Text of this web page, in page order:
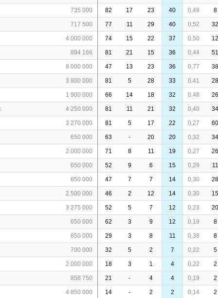
735 000 82 17 23 40 0,49 8
717 500 77 11 29 40 0,52 32
4 000 000 74 15 22 37 0,50 12
894 166 81 21 15 36 0,44 51
8 000 000 47 13 23 36 0,77 38
3 800 000 81 5 28 33 0,41 28
1 900 000 66 14 18 32 0,48 26
4 250 000 81 11 21 32 0,40 34
3 270 000 81 5 17 22 0,27 60
650 000 63 - 20 20 0,32 34
2 000 000 71 8 11 19 0,27 26
650 000 52 9 6 15 0,29 11
650 000 47 7 7 14 0,30 28
2 500 000 46 2 12 14 0,30 15
3 275 000 52 5 7 12 0,23 20
650 000 62 3 9 12 0,19 8
650 000 29 3 8 11 0,38 8
700 000 32 5 2 7 0,22 5
2 000 000 18 3 1 4 0,22 2
858 750 21 - 4 4 0,19 2
4 850 000 14 - 2 2 0,14 2